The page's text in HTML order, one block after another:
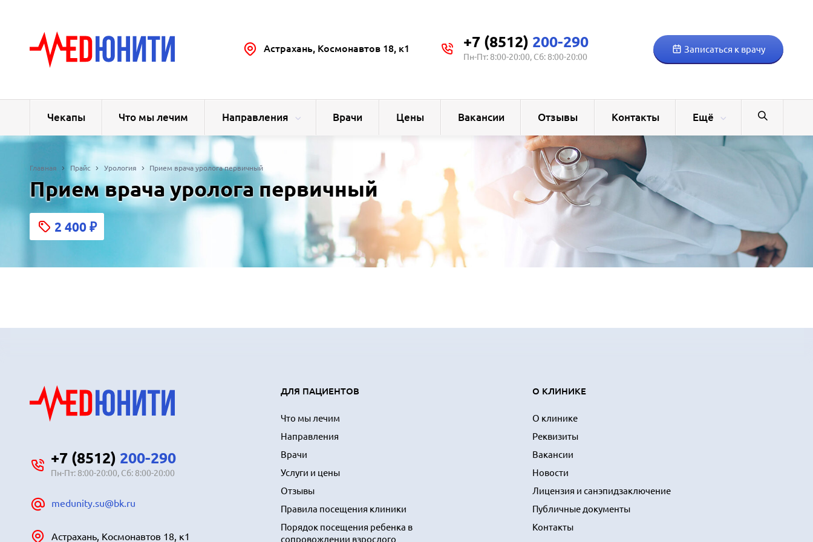
Астрахань, Космонавтов 18, к1 +7 (8512) 200-290
Пн-Пт: 8:00-20:00, Сб: 8:00-20:00
Записаться к врачу
Чекапы Что мы лечим Направления Врачи Цены Вакансии Отзывы Контакты Ещё
Главная Прайс Урология Прием врача уролога первичный
Прием врача уролога первичный
2 400 ₽
+7 (8512) 200-290
Пн-Пт: 8:00-20:00, Сб: 8:00-20:00
medunity.su@bk.ru
Астрахань, Космонавтов 18, к1
ДЛЯ ПАЦИЕНТОВ
Что мы лечим
Направления
Врачи
Услуги и цены
Отзывы
Правила посещения клиники
Порядок посещения ребенка в
сопровождении взрослого
О КЛИНИКЕ
О клинике
Реквизиты
Вакансии
Новости
Лицензия и санэпидзаключение
Публичные документы
Контакты